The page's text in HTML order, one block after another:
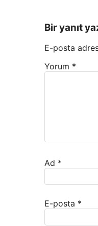
Bir yanıt
E-posta
Yorum *
Ad *
E-posta *